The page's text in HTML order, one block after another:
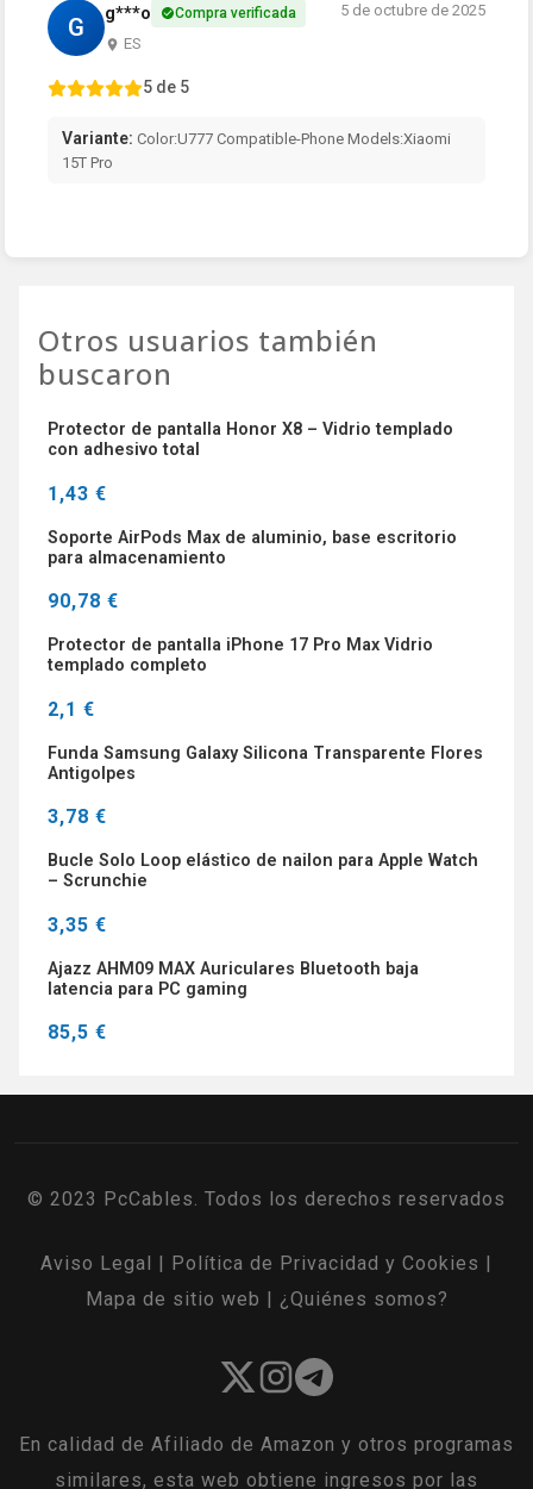
G g***o Compra verificada
ES
5 de octubre de 2025
5 de 5
Variante: Color:U777 Compatible-Phone Models:Xiaomi
15T Pro
Otros usuarios también
buscaron
Protector de pantalla Honor X8 – Vidrio templado
con adhesivo total
1,43 €
Soporte AirPods Max de aluminio, base escritorio
para almacenamiento
90,78 €
Protector de pantalla iPhone 17 Pro Max Vidrio
templado completo
2,1 €
Funda Samsung Galaxy Silicona Transparente Flores
Antigolpes
3,78 €
Bucle Solo Loop elástico de nailon para Apple Watch
– Scrunchie
3,35 €
Ajazz AHM09 MAX Auriculares Bluetooth baja
latencia para PC gaming
85,5 €
© 2023 PcCables. Todos los derechos reservados
Aviso Legal Política de Privacidad y Cookies
Mapa de sitio web
¿Quiénes somos?
En calidad de Afiliado de Amazon y otros programas
similares, esta web obtiene ingresos por las